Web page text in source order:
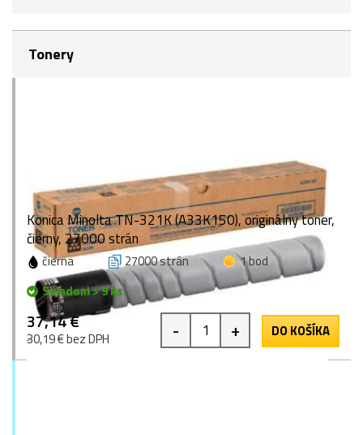
Tonery
Konica Minolta TN-321K (A33K150), originálny toner,
čierny, 27000 strán
čierna 27000 strán
1 bod
Skladom > 9 ks
37,14 €
30,19 € bez DPH - + DO KOŠÍKA